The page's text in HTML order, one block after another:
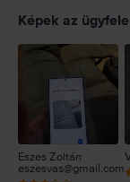
Képek az
Eszes Zoltán
eszesvas@gmail.com